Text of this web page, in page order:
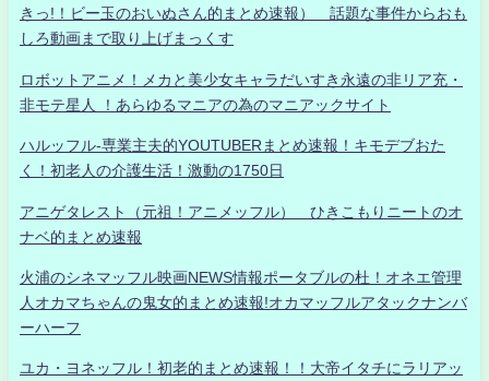
きっ!！ビー玉のおいぬさん的まとめ速報） 話題な事件からおも
しろ動画まで取り上げまっくす
ロボットアニメ！メカと美少女キャラだいすき永遠の非リア充・
非モテ星人 ！あらゆるマニアの為のマニアックサイト
ハルッフル-専業主夫的YOUTUBERまとめ速報！キモデブおた
く！初老人の介護生活！激動の1750日
アニゲタレスト（元祖！アニメッフル） ひきこもりニートのオ
ナベ的まとめ速報
火浦のシネマッフル映画NEWS情報ポータブルの杜！オネエ管理
人オカマちゃんの鬼女的まとめ速報!オカマッフルアタックナンバ
ーハーフ
ユカ・ヨネッフル！初老的まとめ速報！！大帝イタチにラリアッ